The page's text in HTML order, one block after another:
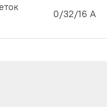
0/32/16 А